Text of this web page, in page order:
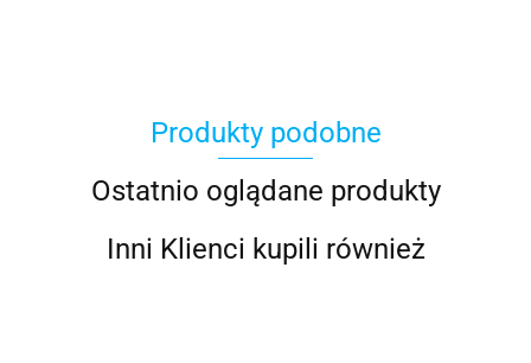
Basic Fun
Produkty podobne
Ostatnio oglądane produkty
Inni Klienci kupili również